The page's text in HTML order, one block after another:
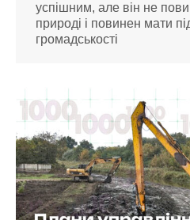
успішним, але він не
природі і повинен мати
громадськості